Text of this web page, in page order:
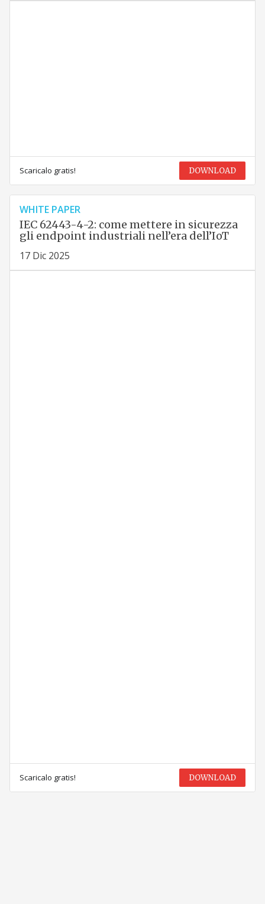
Scaricalo gratis! DOWNLOAD
WHITE PAPER
IEC 62443-4-2: come mettere in sicurezza
gli endpoint industriali nell’era dell’IoT
17 Dic 2025
Scaricalo gratis! DOWNLOAD